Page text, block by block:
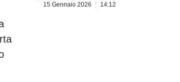
15 Gennaio 2026 14:12